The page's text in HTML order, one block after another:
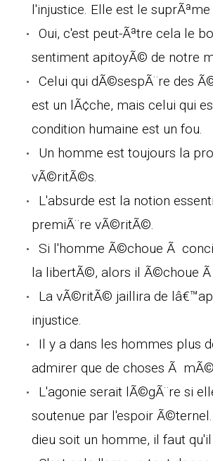
l'injustice. Elle est le suprÃªme
Oui, c'est peut-Ãªtre cela le
sentiment apitoyÃ© de notre
Celui qui dÃ©sespÃ¨re des
est un lÃ¢che, mais celui qui
condition humaine est un fou.
Un homme est toujours la
vÃ©ritÃ©s.
L'absurde est la notion
premiÃ¨re vÃ©ritÃ©.
Si l'homme Ã©choue Ã
la libertÃ©, alors il Ã©choue
La vÃ©ritÃ© jaillira de
injustice.
Il y a dans les hommes plus
admirer que de choses Ã
L'agonie serait lÃ©gÃ¨re si
soutenue par l'espoir
dieu soit un homme, il faut